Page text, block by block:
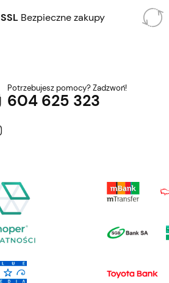
SSL Bezpieczne zakupy
Potrzebujesz pomocy? Zadzwoń!
604 625 323